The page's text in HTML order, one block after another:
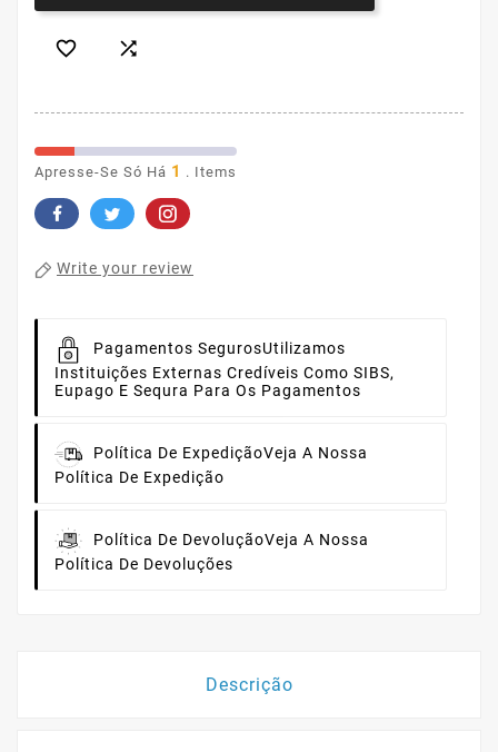
 
Apresse-Se Só Há 1 . Items
Write your review
Pagamentos SegurosUtilizamos
Instituições Externas Credíveis Como SIBS,
Eupago E Sequra Para Os Pagamentos
Política De ExpediçãoVeja A Nossa
Política De Expedição
Política De DevoluçãoVeja A Nossa
Política De Devoluções
Descrição